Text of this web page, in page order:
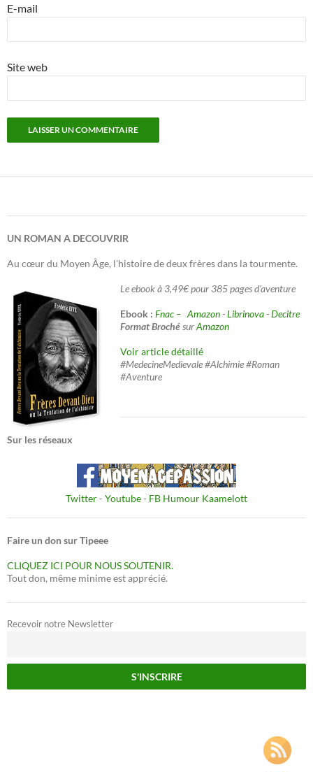
E-mail
Site web
UN ROMAN A DECOUVRIR
Au cœur du Moyen Âge, l'histoire de deux frères dans la tourmente.
Le ebook à 3,49€ pour 385 pages d'aventure
Ebook : Fnac – Amazon-Librinova-Decitre
Format BrochésurAmazon
Voir article détaillé
#MedecineMedievale #Alchimie #Roman
#Aventure
Sur les réseaux
Twitter- Youtube- FB Humour Kaamelott
Faire un don sur Tipeee
CLIQUEZ ICI POUR NOUS SOUTENIR.
Tout don, même minime est apprécié.
Recevoir notre Newsletter